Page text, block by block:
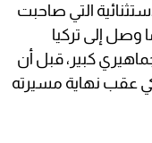
التي صاحبت
وصل إلى تركيا
جماهيري كبير، قبل أن
عقب نهاية مسيرته